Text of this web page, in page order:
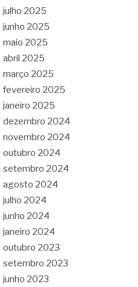
julho 2025
junho 2025
maio 2025
abril 2025
março 2025
fevereiro 2025
janeiro 2025
dezembro 2024
novembro 2024
outubro 2024
setembro 2024
agosto 2024
julho 2024
junho 2024
janeiro 2024
outubro 2023
setembro 2023
junho 2023